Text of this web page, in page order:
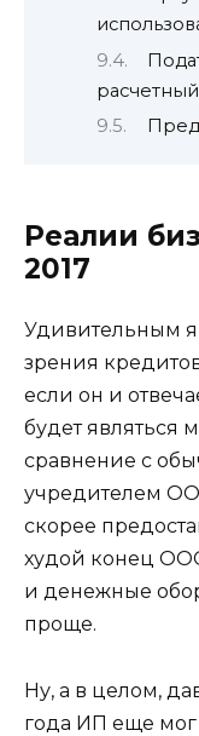
Реалии
2017
Удивительным
зрения
если он и
будет являться
сравнение с
учредителем
скорее
худой конец
и денежные
проще.
Ну, а в целом,
года ИП еще